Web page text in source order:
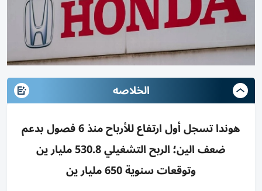
الخلاصه
هوندا تسجل أول ارتفاع للأرباح منذ 6 فصول بدعم
ضعف الين؛ الربح التشغيلي 530.8 مليار ين
وتوقعات سنوية 650 مليار ين